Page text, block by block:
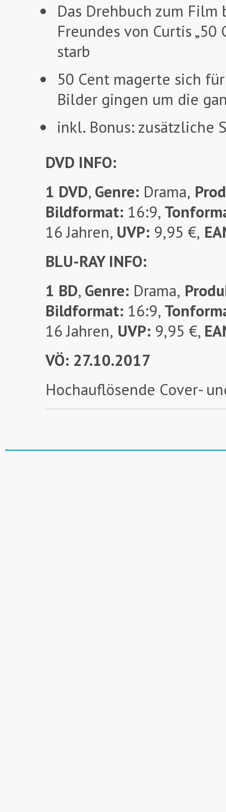
Das Drehbuch zum
Freundes von Curtis „50
starb
50 Cent magerte sich
Bilder gingen um die
inkl. Bonus: zusätzliche
DVD INFO:
1 DVD, Genre: Drama,
Bildformat: 16:9,
16 Jahren, UVP: 9,95 €,
BLU-RAY INFO:
1 BD, Genre: Drama,
Bildformat: 16:9,
16 Jahren, UVP: 9,95 €,
VÖ: 27.10.2017
Hochauflösende Cover-